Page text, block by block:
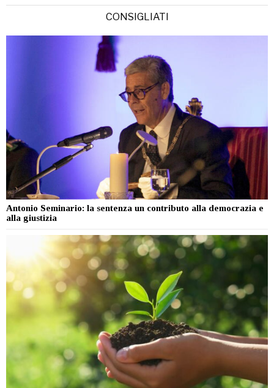
CONSIGLIATI
Antonio Seminario: la sentenza un contributo alla democrazia e
alla giustizia